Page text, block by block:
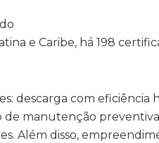
e Caribe, há 198
descarga com eficiência
manutenção
Além disso,